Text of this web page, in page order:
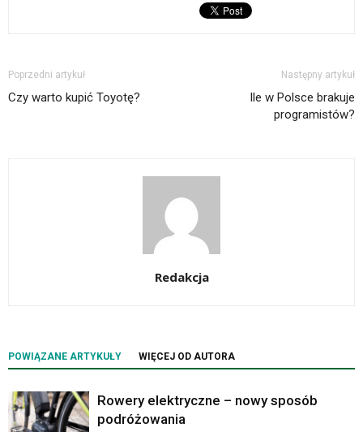
Poprzedni artykuł
Czy warto kupić Toyotę?
Następny artykuł
Ile w Polsce brakuje
programistów?
Redakcja
POWIĄZANE ARTYKUŁY WIĘCEJ OD AUTORA
Rowery elektryczne – nowy sposób
podróżowania